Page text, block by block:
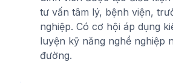
tư vấn tâm lý, bệnh viện,
nghiệp. Có cơ hội áp dụng
luyện kỹ năng nghề nghiệp
đường.